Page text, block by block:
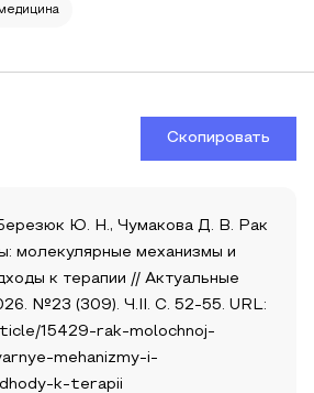
Скопировать
Ю. Н., Чумакова Д. В. Рак
молекулярные механизмы и
к терапии // Актуальные
№23 (309). Ч.II. С. 52-55. URL:
15429-rak-molochnoj-
mehanizmy-i-
k-terapii